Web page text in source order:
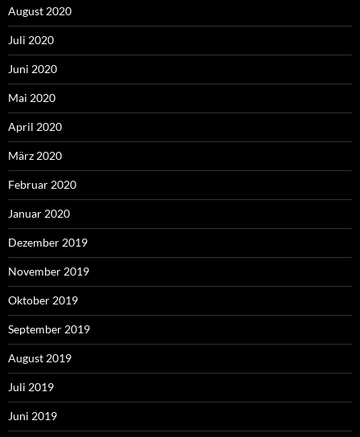
August 2020
Juli 2020
Juni 2020
Mai 2020
April 2020
März 2020
Februar 2020
Januar 2020
Dezember 2019
November 2019
Oktober 2019
September 2019
August 2019
Juli 2019
Juni 2019